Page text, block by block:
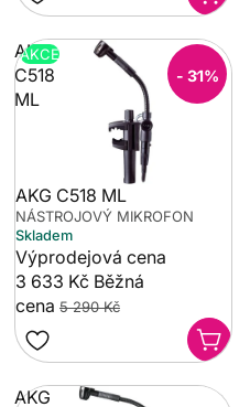
AKG
C518
ML
AKCE
- 31%
AKG C518 ML
NÁSTROJOVÝ MIKROFON
Skladem
Výprodejová cena
3 633 Kč Běžná
cena 5 290 Kč
AKG